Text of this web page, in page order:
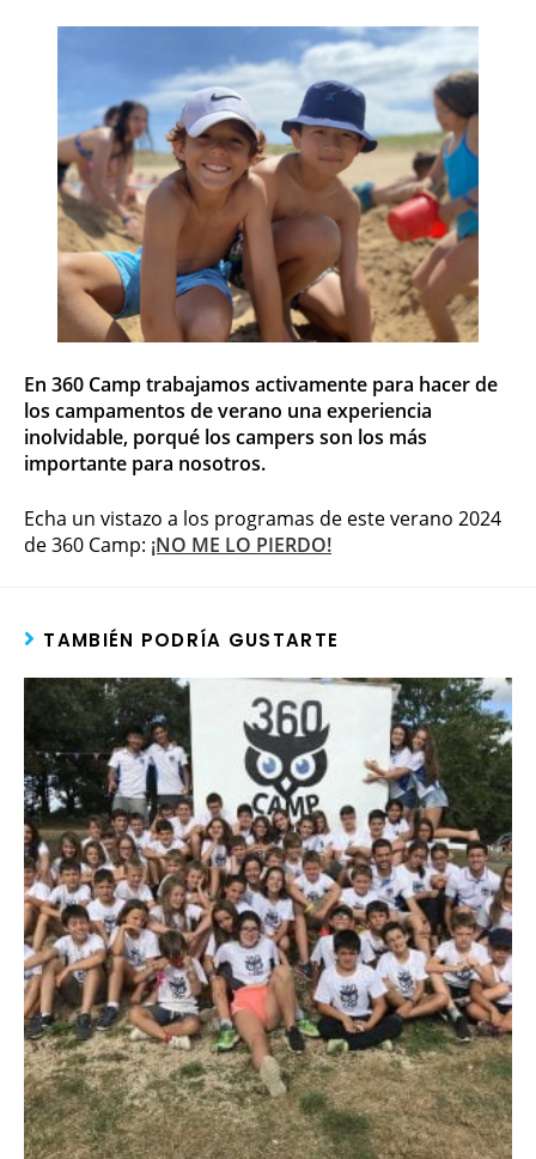
En 360 Camp trabajamos activamente para hacer de
los campamentos de verano una experiencia
inolvidable, porqué los campers son los más
importante para nosotros.
Echa un vistazo a los programas de este verano 2024
de 360 Camp: ¡NO ME LO PIERDO!
TAMBIÉN PODRÍA GUSTARTE